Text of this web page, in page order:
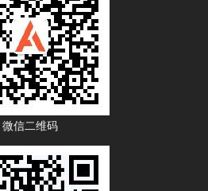
微信二维码